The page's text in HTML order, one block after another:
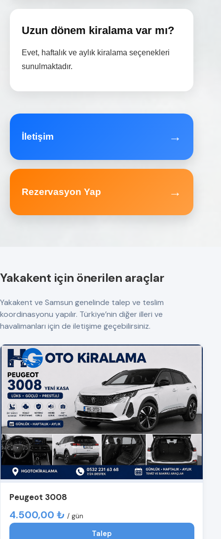
Uzun dönem kiralama var mı?
Evet, haftalık ve aylık kiralama seçenekleri
sunulmaktadır.
İletişim →
Rezervasyon Yap →
Yakakent için önerilen araçlar
Yakakent ve Samsun genelinde talep ve teslim
koordinasyonu yapılır. Türkiye’nin diğer illeri ve
havalimanları için de iletişime geçebilirsiniz.
Peugeot 3008
4.500,00 ₺ / gün
Talep